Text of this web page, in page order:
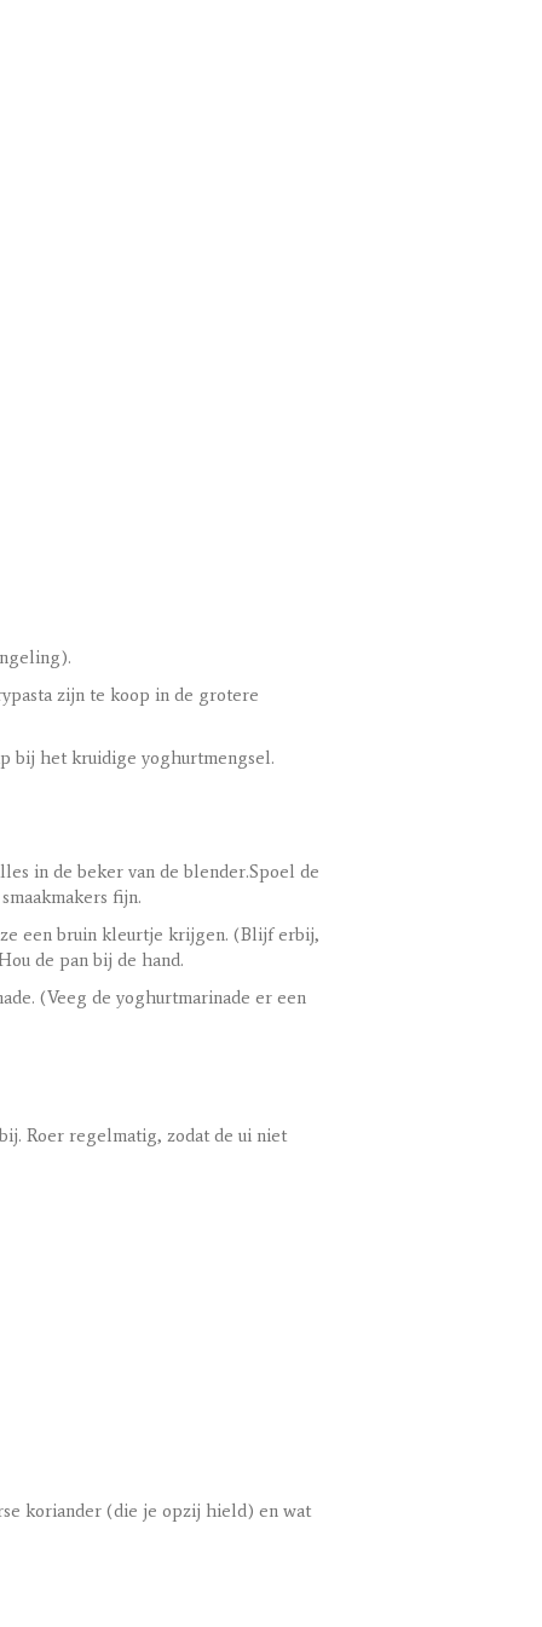
zijn te koop in de grotere
bij het kruidige yoghurtmengsel.
in de beker van de blender.Spoel de
fijn.
een bruin kleurtje krijgen. (Blijf erbij,
de pan bij de hand.
(Veeg de yoghurtmarinade er een
Roer regelmatig, zodat de ui niet
koriander (die je opzij hield) en wat